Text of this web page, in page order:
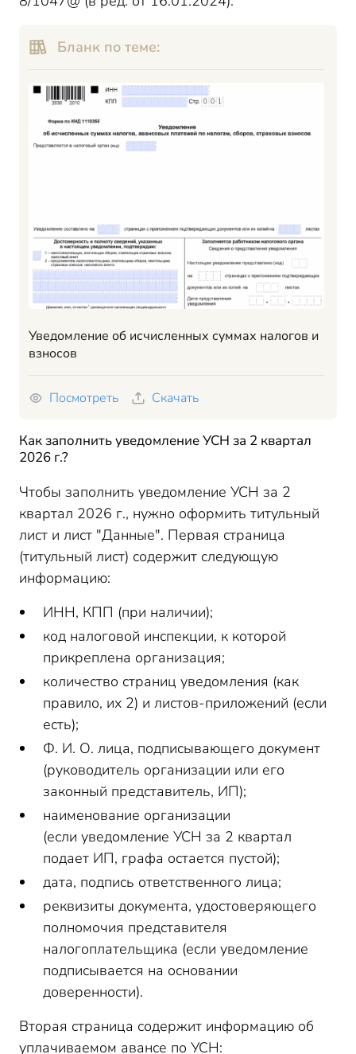
Бланк по теме:
Уведомление об исчисленных суммах налогов и
взносов
Посмотреть Скачать
Как заполнить уведомление УСН за 2 квартал
2026 г.?
Чтобы заполнить уведомление УСН за 2
квартал 2026 г., нужно оформить титульный
лист и лист "Данные". Первая страница
(титульный лист) содержит следующую
информацию:
ИНН, КПП (при наличии);
код налоговой инспекции, к которой
прикреплена организация;
количество страниц уведомления (как
правило, их 2) и листов-приложений (если
есть);
Ф. И. О. лица, подписывающего документ
(руководитель организации или его
законный представитель, ИП);
наименование организации
(если уведомление УСН за 2 квартал
подает ИП, графа остается пустой);
дата, подпись ответственного лица;
реквизиты документа, удостоверяющего
полномочия представителя
налогоплательщика (если уведомление
подписывается на основании
доверенности).
Вторая страница содержит информацию об
уплачиваемом авансе по УСН: